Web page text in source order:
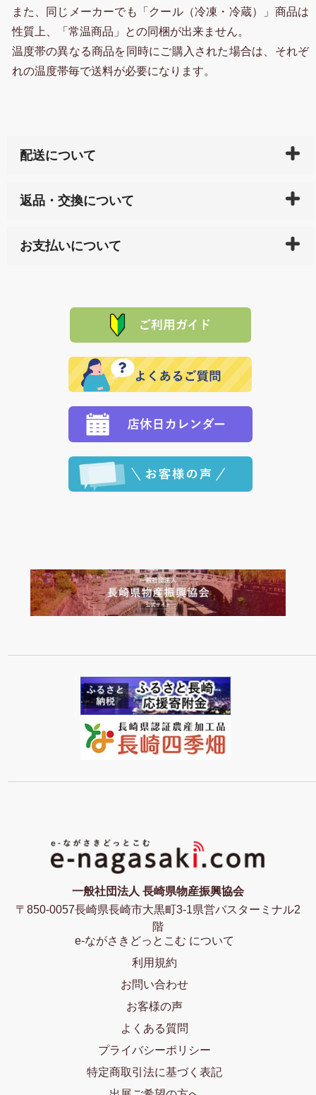
また、同じメーカーでも「クール（冷凍・冷蔵）」商品は
性質上、「常温商品」との同梱が出来ません。
温度帯の異なる商品を同時にご購入された場合は、それぞ
れの温度帯毎で送料が必要になります。
配送について
天ペイ」の方はご注文受付後）、 長崎県下全域に点在
サイト内で購入された商品の送料は、こちらの
全国送
れの生産メーカーからお客様の元へ直送いたしますの
で、 それぞれ個別に送料が必要になります。
返品・交換について
または配送途中の 事故などで不都合が生じている場合
品代金を返金いたします。）
その際は誠に申し訳ありませんが、当協会までご注文
願いいたします。
お支払いについて
た場合、お客様からの ご入金を確認した後で、商品を
定された場合は、準備出来次第の便にてお送りいたし
ます。 （到着日指定をされている場合は、ご指定の日
程に合わせてお届けいたします。）
一般社団法人 長崎県物産振興協会
〒850-0057長崎県長崎市大黒町3-1県営バスターミナル2
階
e-ながさきどっとこむ について
利用規約
お問い合わせ
お客様の声
よくある質問
プライバシーポリシー
特定商取引法に基づく表記